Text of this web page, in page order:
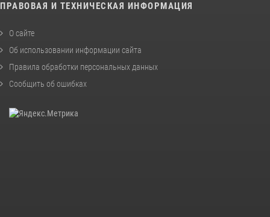
ПРАВОВАЯ И ТЕХНИЧЕСКАЯ ИНФОРМАЦИЯ
О сайте
Об использовании информации сайта
Правила обработки персональных данных
Сообщить об ошибках